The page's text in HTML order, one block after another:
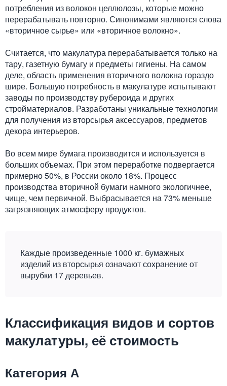
потребления из волокон целлюлозы, которые можно
перерабатывать повторно. Синонимами являются слова
«вторичное сырье» или «вторичное волокно».
Считается, что макулатура перерабатывается только на
тару, газетную бумагу и предметы гигиены. На самом
деле, область применения вторичного волокна гораздо
шире. Большую потребность в макулатуре испытывают
заводы по производству рубероида и других
стройматериалов. Разработаны уникальные технологии
для получения из вторсырья аксессуаров, предметов
декора интерьеров.
Во всем мире бумага производится и используется в
больших объемах. При этом переработке подвергается
примерно 50%, в России около 18%. Процесс
производства вторичной бумаги намного экологичнее,
чище, чем первичной. Выбрасывается на 73% меньше
загрязняющих атмосферу продуктов.
Каждые произведенные 1000 кг. бумажных
изделий из вторсырья означают сохранение от
вырубки 17 деревьев.
Классификация видов и сортов
макулатуры, её стоимость
Категория А